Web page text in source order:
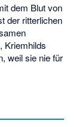
dem Blut von
der ritterlichen
Kriemhilds
weil sie nie für